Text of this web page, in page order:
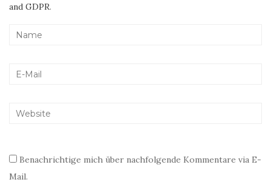
and GDPR.
Benachrichtige mich über nachfolgende Kommentare via E-
Mail.